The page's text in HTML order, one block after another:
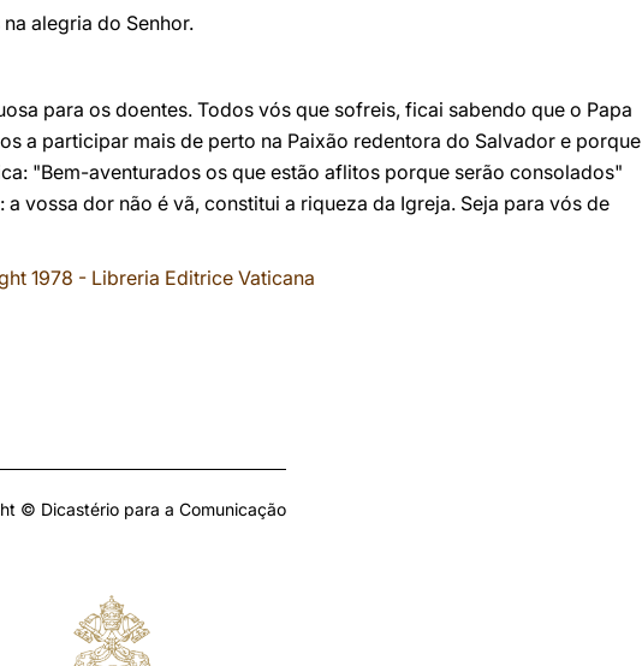
alegria do Senhor.
para os doentes. Todos vós que sofreis, ficai sabendo que o Papa
a participar mais de perto na Paixão redentora do Salvador e porque
"Bem-aventurados os que estão aflitos porque serão consolados"
vossa dor não é vã, constitui a riqueza da Igreja. Seja para vós de
1978 - Libreria Editrice Vaticana
© Dicastério para a Comunicação